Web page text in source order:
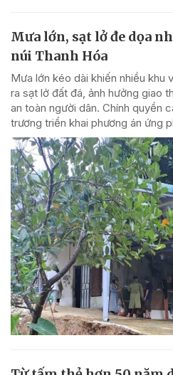
Mưa lớn, sạt lở đe dọa
núi Thanh Hóa
Mưa lớn kéo dài khiến nhiều khu
ra sạt lở đất đá, ảnh hưởng giao
an toàn người dân. Chính quyền
trương triển khai phương án ứng